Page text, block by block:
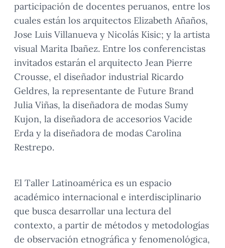
participación de docentes peruanos, entre los
cuales están los arquitectos Elizabeth Añaños,
Jose Luis Villanueva y Nicolás Kisic; y la artista
visual Marita Ibañez. Entre los conferencistas
invitados estarán el arquitecto Jean Pierre
Crousse, el diseñador industrial Ricardo
Geldres, la representante de Future Brand
Julia Viñas, la diseñadora de modas Sumy
Kujon, la diseñadora de accesorios Vacide
Erda y la diseñadora de modas Carolina
Restrepo.
El Taller Latinoamérica es un espacio
académico internacional e interdisciplinario
que busca desarrollar una lectura del
contexto, a partir de métodos y metodologías
de observación etnográfica y fenomenológica,